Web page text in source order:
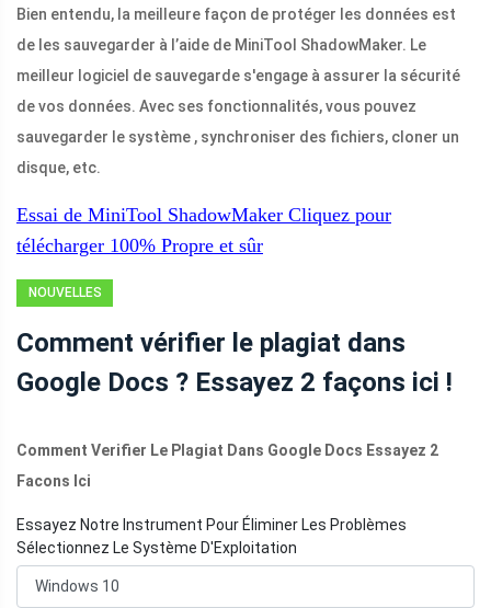
Bien entendu, la meilleure façon de protéger les données est
de les sauvegarder à l’aide de MiniTool ShadowMaker. Le
meilleur logiciel de sauvegarde s'engage à assurer la sécurité
de vos données. Avec ses fonctionnalités, vous pouvez
sauvegarder le système , synchroniser des fichiers, cloner un
disque, etc.
Essai de MiniTool ShadowMaker Cliquez pour
télécharger 100% Propre et sûr
NOUVELLES
Comment vérifier le plagiat dans
Google Docs ? Essayez 2 façons ici !
Comment Verifier Le Plagiat Dans Google Docs Essayez 2
Facons Ici
Essayez Notre Instrument Pour Éliminer Les Problèmes
Sélectionnez Le Système D'Exploitation